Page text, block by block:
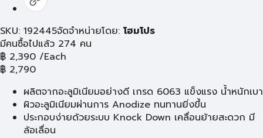
SKU: 192445จัดจำหน่ายโดย: โฮมโปร
มีคนซื้อไปแล้ว 274 คน
฿ 2,390 /Each
฿ 2,790
ผลิตจากอะลูมิเนียมอย่างดี เกรด 6063 แข็งแรง น้ำหนักเบา
ผิวอะลูมิเนียมผ่านการ Anodize ทนทานยิ่งขึ้น
ประกอบง่ายด้วยระบบ Knock Down เคลื่อนย้ายสะดวก มี
ล้อเลื่อน